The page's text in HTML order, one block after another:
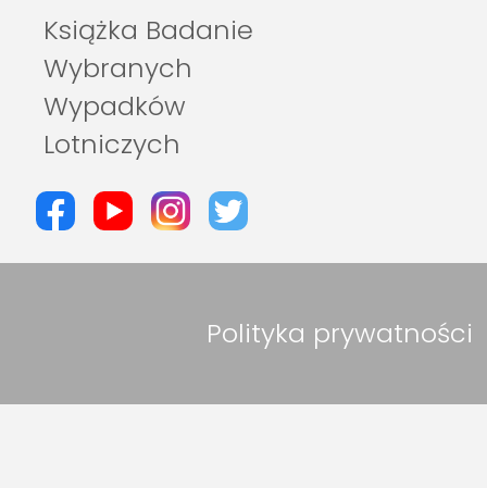
Książka Badanie
Wybranych
Wypadków
Lotniczych
Polityka prywatności